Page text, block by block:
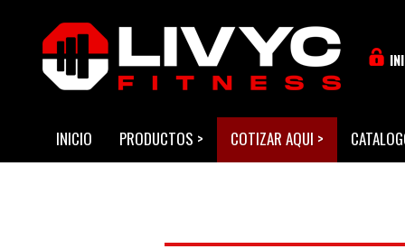
INICIO PRODUCTOS > COTIZAR AQUI >